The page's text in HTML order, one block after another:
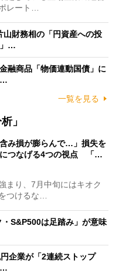
レート…
山財務相の「円資産への投
」…
融商品「物価連動国債」に
…
一覧を見る
」
含み損が膨らんで…」損失を
につなげる4つの視点 「…
まり、7月中旬にはキオク
つけるな…
・S&P500は足踏み」が意味
企業が「2連続ストップ
…